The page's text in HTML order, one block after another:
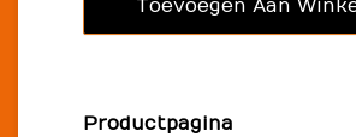
Productpagina